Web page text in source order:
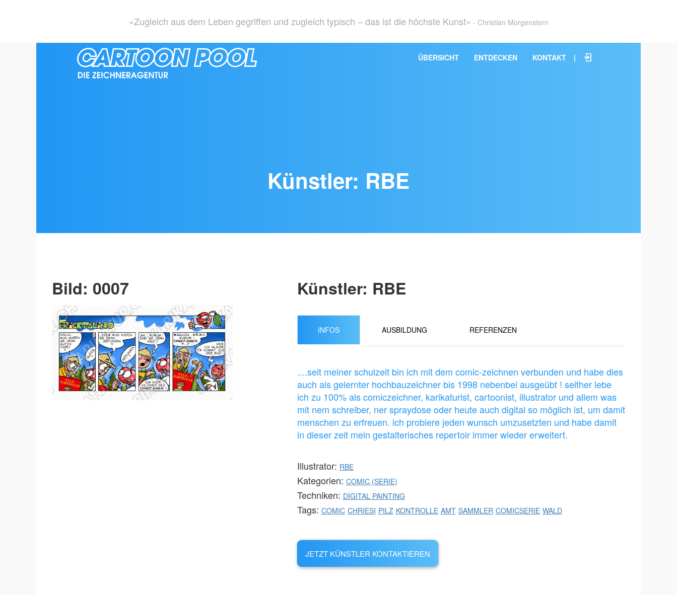
«Zugleich aus dem Leben gegriffen und zugleich typisch – das ist die höchste Kunst» - Christian Morgenstern
ÜBERSICHT ENTDECKEN KONTAKT |
Künstler: RBE
Bild: 0007 Künstler: RBE
INFOS AUSBILDUNG REFERENZEN
....seit meiner schulzeit bin ich mit dem comic-zeichnen verbunden und habe dies
auch als gelernter hochbauzeichner bis 1998 nebenbei ausgeübt ! seither lebe
ich zu 100% als comiczeichner, karikaturist, cartoonist, illustrator und allem was
mit nem schreiber, ner spraydose oder heute auch digital so möglich ist, um damit
menschen zu erfreuen. ich probiere jeden wunsch umzusetzten und habe damit
in dieser zeit mein gestalterisches repertoir immer wieder erweitert.
Illustrator: RBE
Kategorien: COMIC (SERIE)
Techniken: DIGITAL PAINTING
Tags: COMIC CHRIESI PILZ KONTROLLE AMT SAMMLER COMICSERIE WALD
JETZT KÜNSTLER KONTAKTIEREN